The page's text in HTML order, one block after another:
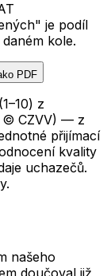
je podíl
kole.
PDF
z
© CZVV) — z
přijímací
kvality
uchazečů.
našeho